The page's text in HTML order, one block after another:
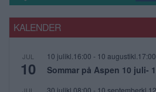
KALENDER
JUL
10
10 julikl.16:00 - 10 augustikl.17:00
Sommar på Aspen 10 juli-
30 julikl.08:00 - 10